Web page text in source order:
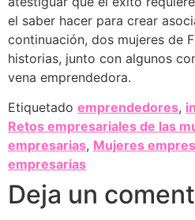
el saber hacer para crear
continuación, dos mujeres de
historias, junto con algunos
vena emprendedora.
Etiquetado emprendedores,
Retos empresariales de las
empresarias, Mujeres
empresarias
Deja un